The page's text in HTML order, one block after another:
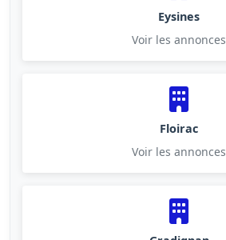
Eysines
Voir les annonces
Floirac
Voir les annonces